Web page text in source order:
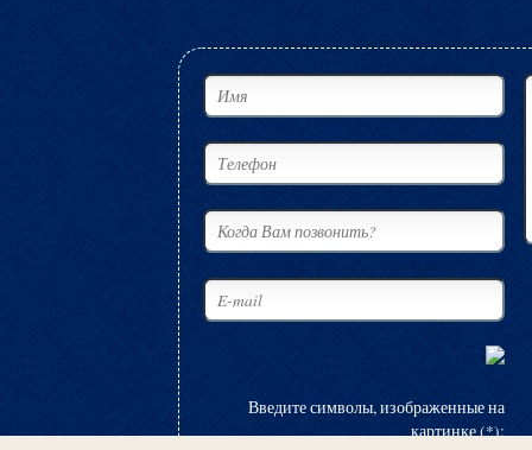
Введите символы, изображенные на
картинке (*):